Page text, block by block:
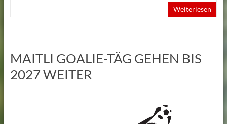
Weiterlesen
MAITLI GOALIE-TÄG GEHEN BIS
2027 WEITER